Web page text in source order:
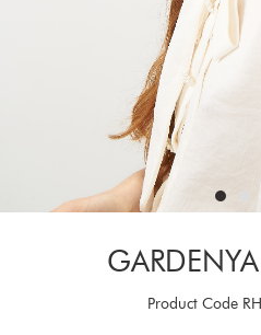
Product Code